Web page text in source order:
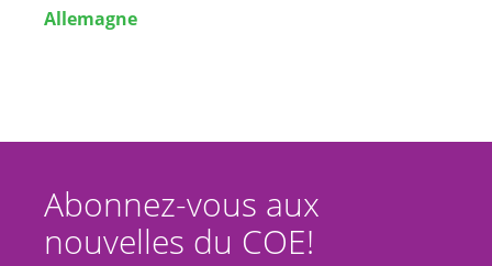
Allemagne
Abonnez-vous aux
nouvelles du COE!